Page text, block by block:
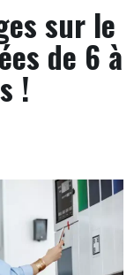
sur le
de 6 à
!